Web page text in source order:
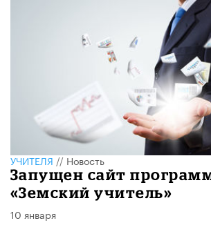
УЧИТЕЛЯ//Новость
Запущен сайт
«Земский учитель»
10 января